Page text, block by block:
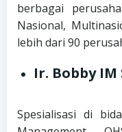
berbagai
Nasional,
lebih dari 90
Ir. Bobby
Spesialisasi di